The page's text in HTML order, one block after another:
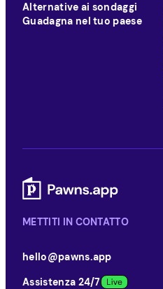
METTITI IN CONTATTO
hello@pawns.app
Assistenza 24/7
Alternative ai sondaggi
Guadagna nel tuo paese